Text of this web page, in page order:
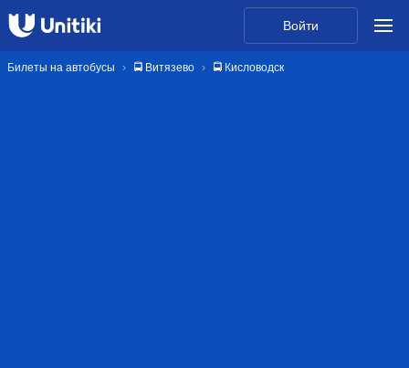
Войти
Билеты на автобусы 🚍 Витязево 🚍 Кисловодск